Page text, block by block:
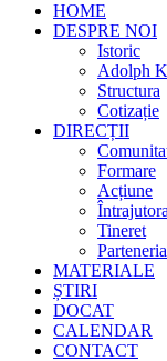
HOME
DESPRE NOI
Istoric
Adolph
Structura
Cotizație
DIRECȚII
Formare
Acțiune
Tineret
MATERIALE
ȘTIRI
DOCAT
CALENDAR
CONTACT